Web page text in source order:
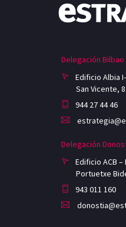
Delegación Bilbao
Edificio Albia
San Vicente,
944 27 44 46
Delegación
Edificio ACB –
Portuetxe
943 011 160